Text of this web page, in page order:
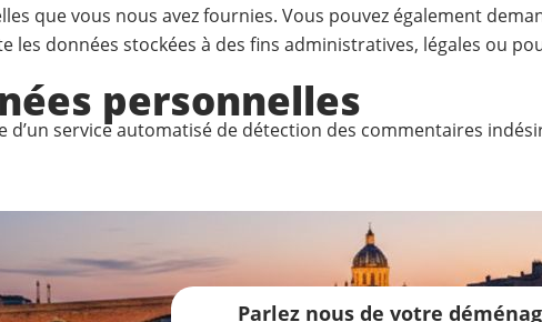
que vous nous avez fournies. Vous pouvez également
les données stockées à des fins administratives, légales ou
personnelles
service automatisé de détection des commentaires
Parlez nous de votre